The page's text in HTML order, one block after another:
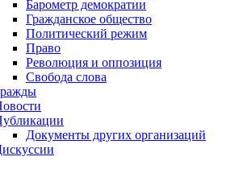
Барометр демократии
Гражданское общество
Политический режим
Право
Революция и оппозиция
Свобода слова
Документы других организаций